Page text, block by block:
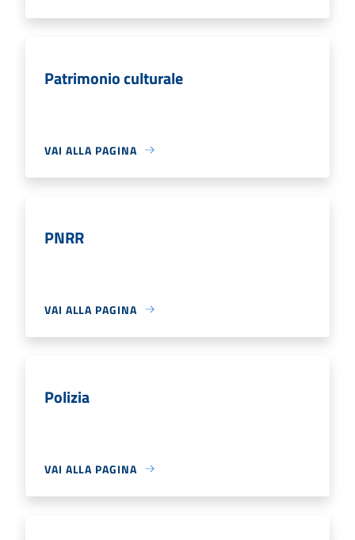
Patrimonio culturale
VAI ALLA PAGINA
PNRR
VAI ALLA PAGINA
Polizia
VAI ALLA PAGINA